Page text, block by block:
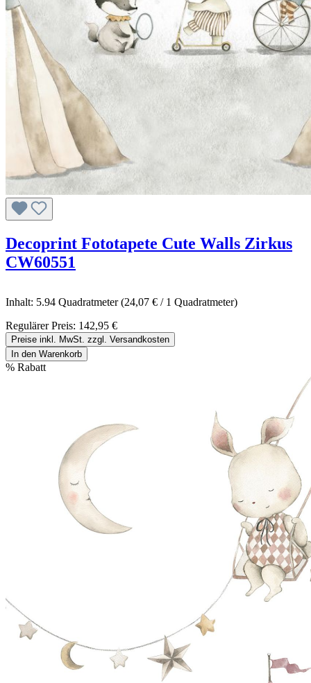
Decoprint Fototapete Cute Walls Zirkus
CW60551
Inhalt: 5.94 Quadratmeter(24,07 € / 1 Quadratmeter)
Regulärer Preis: 142,95 €
Preise inkl. MwSt. zzgl. Versandkosten
In den Warenkorb
% Rabatt